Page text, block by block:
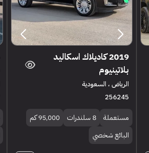
2019 كاديلاك اسكاليد
بلاتينيوم
الرياض ، السعودية
256245
مستعملة 8 سلندرات
95,000 كم
البائع شخصي